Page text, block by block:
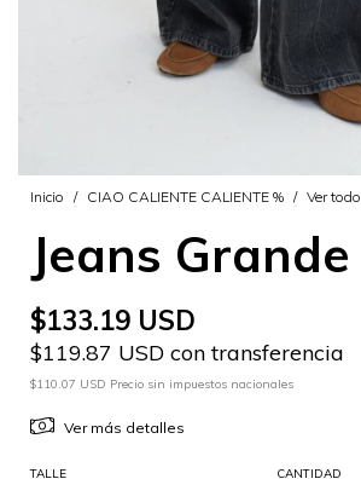
Inicio / CIAO CALIENTE CALIENTE % / Ver todo
Jeans Grande
$133.19 USD
$119.87 USD con transferencia
$110.07 USD Precio sin impuestos nacionales
Ver más detalles
TALLE CANTIDAD